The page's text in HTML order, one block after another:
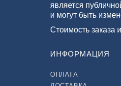
является
и могут быть
Стоимость заказа
ИНФОРМАЦИЯ
ОПЛАТА